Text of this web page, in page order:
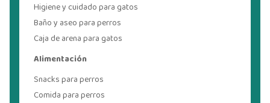
Higiene y cuidado para gatos
Baño y aseo para perros
Caja de arena para gatos
Alimentación
Snacks para perros
Comida para perros